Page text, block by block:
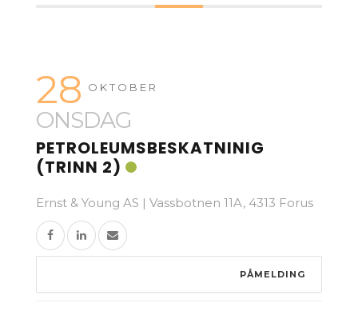
28 OKTOBER
ONSDAG
PETROLEUMSBESKATNINIG
(TRINN 2)
Ernst & Young AS | Vassbotnen 11A, 4313 Forus
PÅMELDING